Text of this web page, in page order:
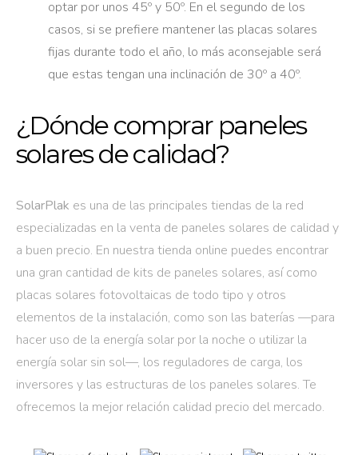
optar por unos 45º y 50º. En el segundo de los
casos, si se prefiere mantener las placas solares
fijas durante todo el año, lo más aconsejable será
que estas tengan una inclinación de 30º a 40º.
¿Dónde comprar paneles
solares de calidad?
SolarPlak es una de las principales tiendas de la red
especializadas en la venta de paneles solares de calidad y
a buen precio. En nuestra tienda online puedes encontrar
una gran cantidad de kits de paneles solares, así como
placas solares fotovoltaicas de todo tipo y otros
elementos de la instalación, como son las baterías —para
hacer uso de la energía solar por la noche o utilizar la
energía solar sin sol—, los reguladores de carga, los
inversores y las estructuras de los paneles solares. Te
ofrecemos la mejor relación calidad precio del mercado.